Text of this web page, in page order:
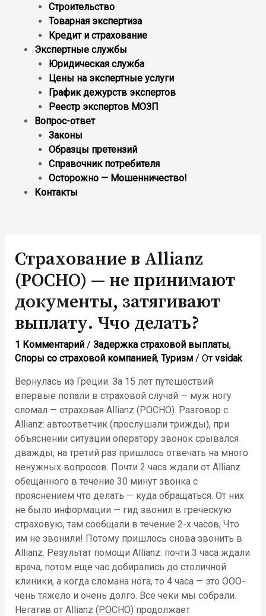
Строительство
Товарная экспертиза
Кредит и страхование
Экспертные службы
Юридическая служба
Цены на экспертные услуги
График дежурств экспертов
Реестр экcпертов МОЗП
Вопрос-ответ
Законы
Образцы претензий
Справочник потребителя
Осторожно — Мошенничество!
Контакты
Страхование в Allianz
(РОСНО) — не принимают
документы, затягивают
выплату. Ччо делать?
1 Комментарий / Задержка страховой выплаты,
Споры со страховой компанией, Туризм/ От vsidak
Вернулась из Греции. За 15 лет путешествий
впервые попали в страховой случай — муж ногу
сломал — страховая Allianz (РОСНО). Разговор с
Allianz: автоответчик (прослушали трижды), при
объяснении ситуации оператору звонок срывался
дважды, на третий раз пришлось отвечать на много
ненужных вопросов. Почти 2 часа ждали от Allianz
обещанного в течение 30 минут звонка с
прояснением что делать — куда обращаться. От них
не было информации — гид звонил в греческую
страховую, там сообщали в течение 2-х часов, Что
им не звонили! Потому пришлось снова звонить в
Allianz. Результат помощи Allianz: почти 3 часа ждали
врача, потом еще час добирались до столичной
клиники, а когда сломана нога, то 4 часа — это ООО-
чень тяжело и очень долго. Все чеки мы собрали.
Негатив от Allianz (РОСНО) продолжает